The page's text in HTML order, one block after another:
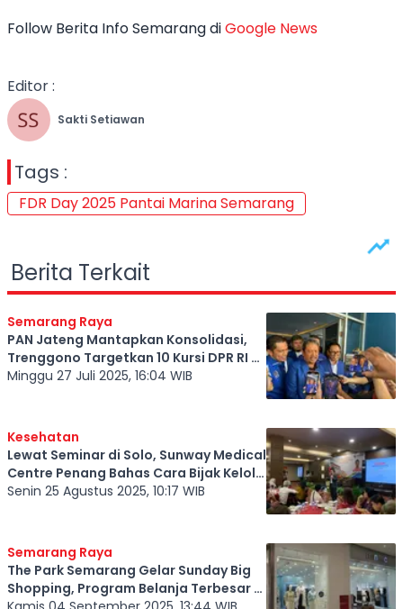
Follow Berita Info Semarang diGoogle News
Editor :
Sakti Setiawan
Tags :
FDR Day 2025 Pantai Marina Semarang
Berita Terkait
Semarang Raya
PAN Jateng Mantapkan Konsolidasi,
Trenggono Targetkan 10 Kursi DPR RI di
Pemilu 2029
Minggu 27 Juli 2025, 16:04 WIB
Kesehatan
Lewat Seminar di Solo, Sunway Medical
Centre Penang Bahas Cara Bijak Kelola
Autoimun
Senin 25 Agustus 2025, 10:17 WIB
Semarang Raya
The Park Semarang Gelar Sunday Big
Shopping, Program Belanja Terbesar di